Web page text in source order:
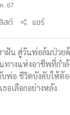
. 67
สต์ แชร์
าฝัน สู่วันพ่อล้มป่วยด้
ทางแห่งอาชีพที่กำ
พ่อ ชีวิตบังคับให้ต้อ
อเลือกอย่างหลัง